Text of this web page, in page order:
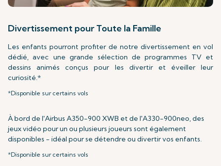
Divertissement pour Toute la Famille
Les enfants pourront profiter de notre divertissement en vol
dédié, avec une grande sélection de programmes TV et
dessins animés conçus pour les divertir et éveiller leur
curiosité.*
*Disponible sur certains vols
À bord de l'Airbus A350-900 XWB et de l'A330-900neo, des
jeux vidéo pour un ou plusieurs joueurs sont également
disponibles - idéal pour se détendre ou divertir vos enfants.
*Disponible sur certains vols